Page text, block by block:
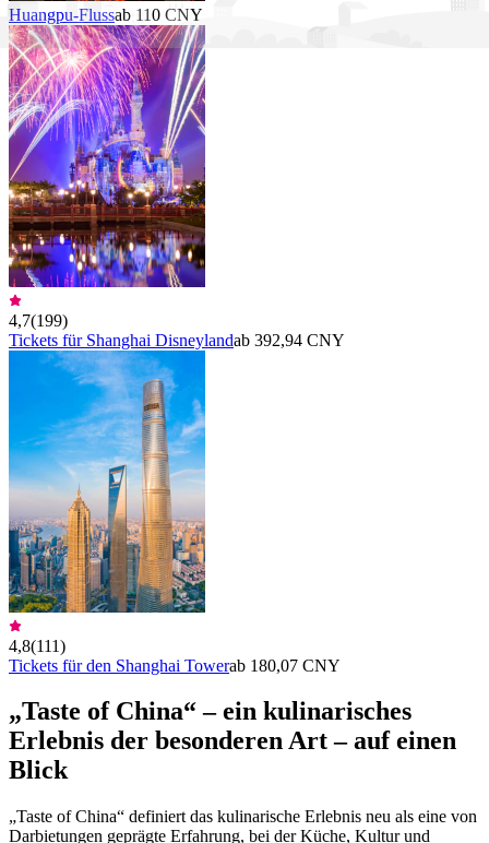
Huangpu-Flussab 110 CNY
4,7(199)
Tickets für Shanghai Disneylandab 392,94 CNY
4,8(111)
Tickets für den Shanghai Towerab 180,07 CNY
„Taste of China“ – ein kulinarisches
Erlebnis der besonderen Art – auf einen
Blick
„Taste of China“ definiert das kulinarische Erlebnis neu als eine von
Darbietungen geprägte Erfahrung, bei der Küche, Kultur und